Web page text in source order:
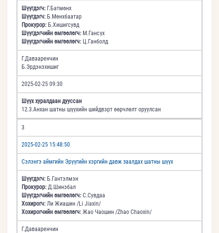
Шүүгдэгч: Г.Батмөнх
Шүүгдэгч: Б.Мөнхбаатар
Прокурор: Б.Хишигсувд
Шүүгдэгчийн өмгөөлөгч: М.Гансүх
Шүүгдэгчийн өмгөөлөгч: Ц.Ганболд
Г.Давааренчин
Б.Эрдэнэхишиг
2025-02-25 09:30
Шүүх хуралдаан дууссан
12.3.Анхан шатны шүүхийн шийдвэрт өөрчлөлт оруулсан
3
2025-02-25 15:48:50
Сэлэнгэ аймгийн Эрүүгийн хэргийн давж заалдах шатны шүүх
Шүүгдэгч: Б.Гантэлмэн
Прокурор: Д.Шинэбал
Шүүгдэгчийн өмгөөлөгч: С.Сувдаа
Хохирогч: Ли Жиашин /Li Jiaxin/
Хохирогчийн өмгөөлөгч: Жао Чаошин /Zhao Chaoxin/
Г.Давааренчин